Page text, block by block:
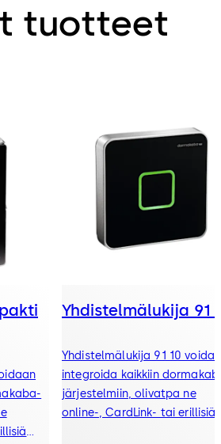
tuotteet
Yhdistelmälukija 91
Yhdistelmälukija 91 10
integroida kaikkiin
järjestelmiin, olivatpa ne
online-, CardLink- tai erillisiä